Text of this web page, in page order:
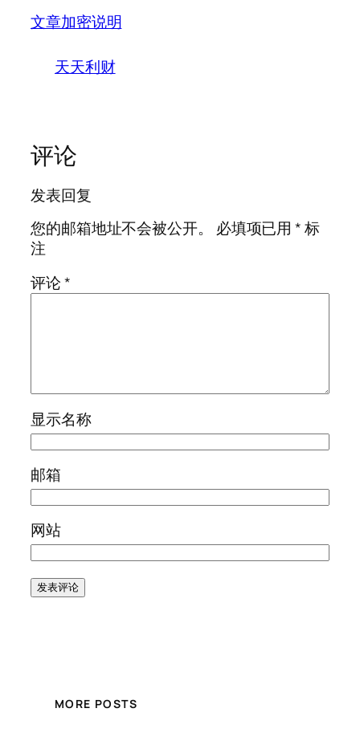
文章加密说明
天天利财
评论
发表回复
您的邮箱地址不会被公开。
必填项已用*标
注
评论*
显示名称
邮箱
网站
MORE POSTS